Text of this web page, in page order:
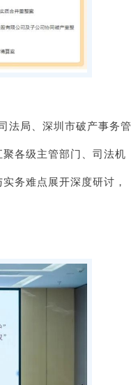
法局、深圳市破产事务管
各级主管部门、司法机
务难点展开深度研讨，